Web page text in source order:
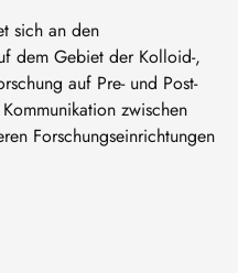
sich an den
dem Gebiet der Kolloid-,
auf Pre- und Post-
zwischen
Forschungseinrichtungen